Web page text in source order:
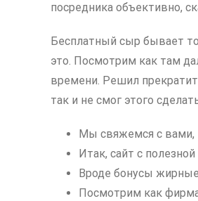
посредника объективно,
Бесплатный сыр бывает
это. Посмотрим как там
времени. Решил
так и не смог этого
Мы свяжемся с вами,
Итак, сайт с
Вроде бонусы
Посмотрим как